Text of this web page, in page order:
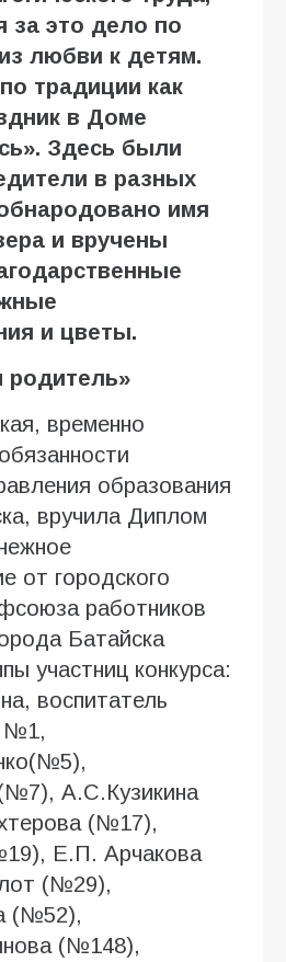
за это дело по
любви к детям.
традиции как
в Доме
Здесь были
в разных
имя
и вручены
и цветы.
родитель»
временно
образования
вручила Диплом
от городского
работников
Батайска
участниц конкурса:
воспитатель
№1,
А.С.Кузикина
(№17),
Е.П. Арчакова
(№29),
(№52),
(№148),